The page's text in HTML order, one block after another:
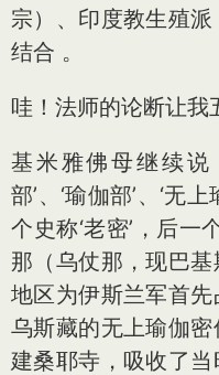
宗）、印度教生殖
结合 。
哇！法师的论断让我
基米雅佛母继续说
部’、‘瑜伽部’、‘无
个史称‘老密’，后一
那（乌仗那，现巴
地区为伊斯兰军首
乌斯藏的无上瑜伽
建桑耶寺，吸收了